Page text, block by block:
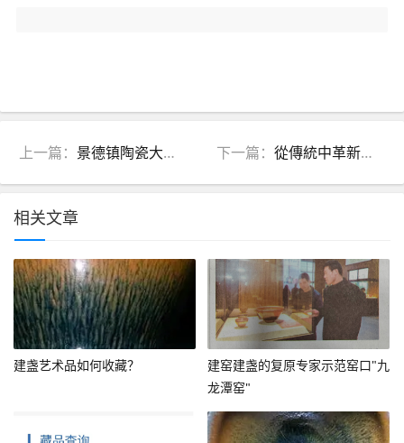
上一篇： 景德镇陶瓷大学举行“迁想妙得”110周年校庆陶瓷艺术作品集体创作活动 下一篇：從傳統中革新，開創木葉天目新紀元
相关文章
建盏艺术品如何收藏？
建窑建盏的复原专家示范窑口"九
龙潭窑"